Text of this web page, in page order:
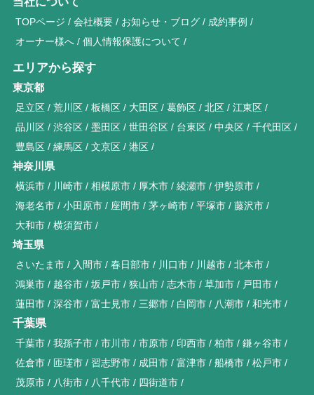
TOPページ 会社概要 お知らせ・ブログ
成約事例
オーナー様へ
個人情報保護について
エリアから探す
東京都
足立区 荒川区 板橋区 大田区 葛飾区 北区
江東区
品川区
渋谷区 墨田区 世田谷区 台東区 中央区
千代田区
豊島区
練馬区 文京区 港区
神奈川県
横浜市 川崎市 相模原市 厚木市 綾瀬市
伊勢原市
海老名市
小田原市 座間市 茅ヶ崎市 平塚市
藤沢市
大和市
横須賀市
埼玉県
さいたま市 入間市 春日部市 川口市 川越市
北本市
鴻巣市
越谷市 坂戸市 狭山市 志木市 草加市
戸田市
蓮田市
深谷市 富士見市 三郷市 白岡市 八潮市 和光市
千葉県
千葉市 我孫子市 市川市 市原市 印西市 柏市
鎌ヶ谷市
佐倉市
匝瑳市 習志野市 成田市 富津市 船橋市
松戸市
茂原市
八街市 八千代市 四街道市